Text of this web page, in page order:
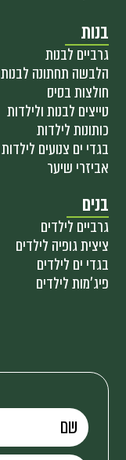
בנות
גרביים לבנות
הלבשה תחתונה לבנות
חולצות בסיס
טייצים לבנות ולילדות
כותונות לילדות
בגדי ים צנועים לילדות
אביזרי שיער
בנים
גרביים לילדים
ציצית גופיה לילדים
בגדי ים לילדים
פיג'מות לילדים